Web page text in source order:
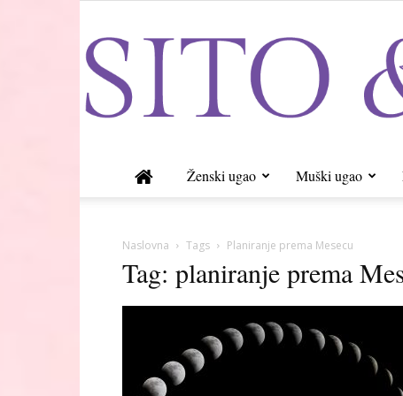
Ženski ugao Muški ugao
Naslovna Tags Planiranje prema Mesecu
Tag: planiranje prema